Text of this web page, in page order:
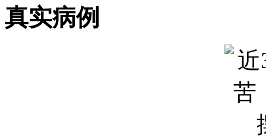
真实病例